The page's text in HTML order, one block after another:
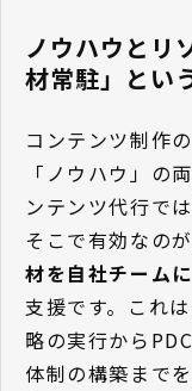
ノウハウとリ
材常駐」とい
コンテンツ制作
「ノウハウ」の
ンテンツ代行で
そこで有効なのが
材を自社チーム
支援です。これ
略の実行から
体制の構築まで